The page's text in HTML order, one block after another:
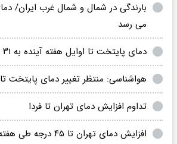
می رسد
دمای پایتخت تا اوایل هفته آینده به ۳۱ درجه می‌رسد
هواشناسی: منتظر تغییر دمای پایتخت تا ۲۹ درجه باشید
تداوم افزایش دمای تهران تا فردا
افزایش دمای تهران تا ۴۵ درجه طی هفته آینده